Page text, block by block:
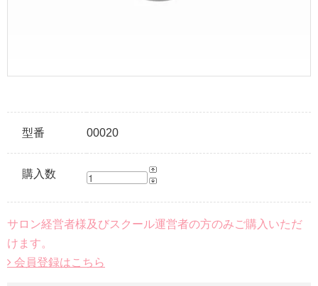
型番 00020
購入数
サロン経営者様及びスクール運営者の方のみご購入いただ
けます。
会員登録はこちら